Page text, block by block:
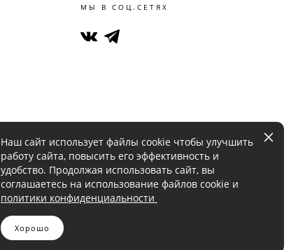
МЫ В СОЦ.СЕТЯХ
Наш сайт использует файлы cookie чтобы улучшить
работу сайта, повысить его эффективность и
удобство. Продолжая использовать сайт, вы
соглашаетесь на использование файлов cookie и
политики конфиденциальности
Хорошо